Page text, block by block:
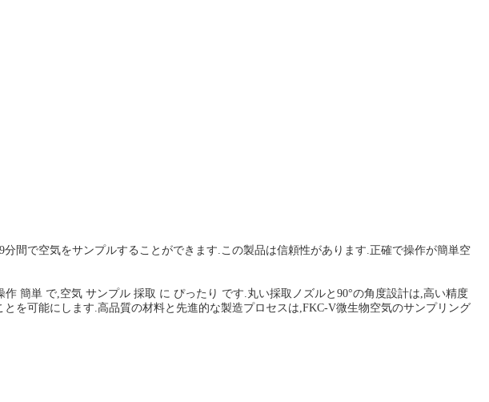
間で空気をサンプルすることができます.この製品は信頼性があります.正確で操作が簡単空
簡単 で,空気 サンプル 採取 に ぴったり です.丸い採取ノズルと90°の角度設計は,高い精度
を可能にします.高品質の材料と先進的な製造プロセスは,FKC-V微生物空気のサンプリング